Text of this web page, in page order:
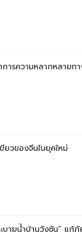
ารความหลากหลาย
วของจีนในยุคใหม่
ายน้ำบ้านวังชัน” แก้